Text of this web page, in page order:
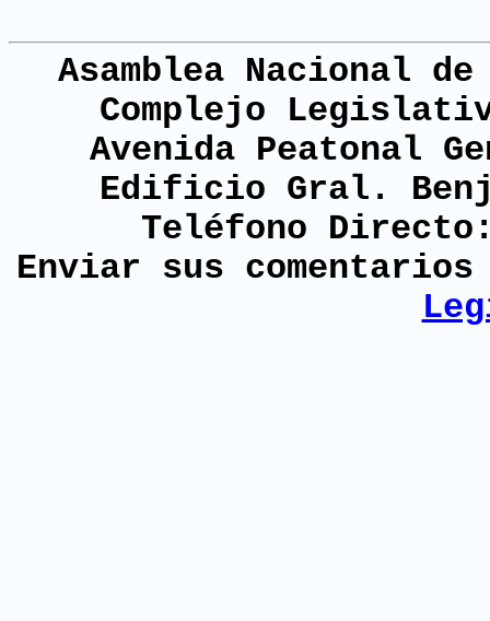
Asamblea Nacional
Complejo
Avenida Peatonal
Edificio Gral.
Teléfono
Enviar sus